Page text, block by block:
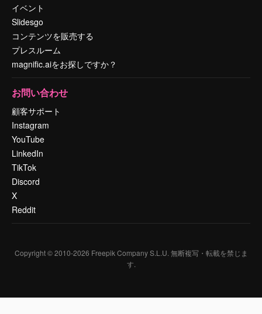
イベント
Slidesgo
コンテンツを販売する
プレスルーム
magnific.aiをお探しですか？
お問い合わせ
顧客サポート
Instagram
YouTube
LinkedIn
TikTok
Discord
X
Reddit
Copyright © 2010-2026 Freepik Company S.L.U. 無断複写・転載を禁じま
す.